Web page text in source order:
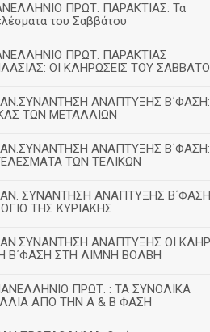
ΠΡΩΤ. ΠΑΡΑΚΤΙΑΣ: Τα
του Σαββάτου
ΠΡΩΤ. ΠΑΡΑΚΤΙΑΣ
ΟΙ ΚΛΗΡΩΣΕΙΣ ΤΟΥ
ΑΝΑΠΤΥΞΗΣ
ΤΩΝ ΜΕΤΑΛΛΙΩΝ
ΑΝΑΠΤΥΞΗΣ
ΤΩΝ ΤΕΛΙΚΩΝ
ΣΥΝΑΝΤΗΣΗ ΑΝΑΠΤΥΞΗΣ
ΤΗΣ ΚΥΡΙΑΚΗΣ
ΑΝΑΠΤΥΞΗΣ ΟΙ
Β΄ΦΑΣΗ ΣΤΗ ΛΙΜΝΗ ΒΟΛΒΗ
ΠΡΩΤ. : ΤΑ ΣΥΝΟΛΙΚΑ
ΑΠΟ ΤΗΝ Α & Β ΦΑΣΗ